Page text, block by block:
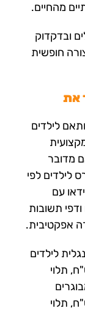
מהחיים.
ובדקדוק
חופשית
את
לילדים
מדובר
לילדים לפי
עם
תשובות
אפקטיבית.
לילדים
שנעים בין 295 ש"ח ל-750 ש"ח, תלוי
שנעים בין 295 ש"ח ל-750 ש"ח, תלוי